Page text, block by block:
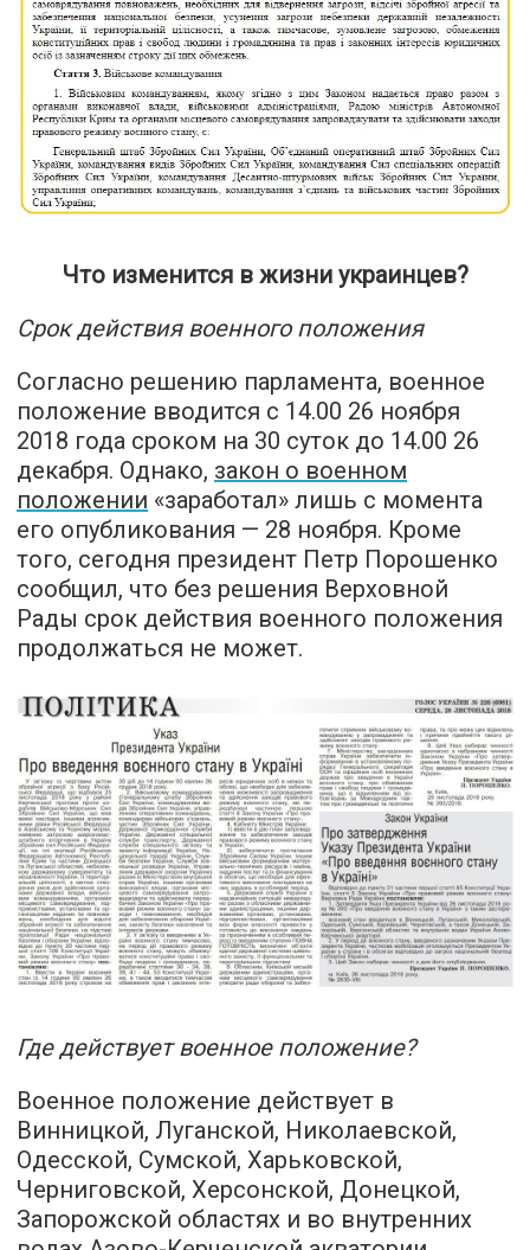
Что изменится в жизни украинцев?
Срок действия военного положения
Согласно решению парламента, военное
положение вводится с 14.00 26 ноября
2018 года сроком на 30 суток до 14.00 26
декабря. Однако, закон о военном
положении «заработал» лишь с момента
его опубликования — 28 ноября. Кроме
того, сегодня президент Петр Порошенко
сообщил, что без решения Верховной
Рады срок действия военного положения
продолжаться не может.
Где действует военное положение?
Военное положение действует в
Винницкой, Луганской, Николаевской,
Одесской, Сумской, Харьковской,
Черниговской, Херсонской, Донецкой,
Запорожской областях и во внутренних